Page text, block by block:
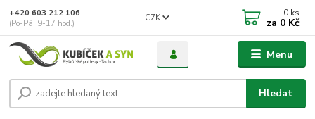
Menu
CZK
Hledat
+420 603 212 106
(Po-Pá, 9-17 hod.)
0 ks
za 0 Kč